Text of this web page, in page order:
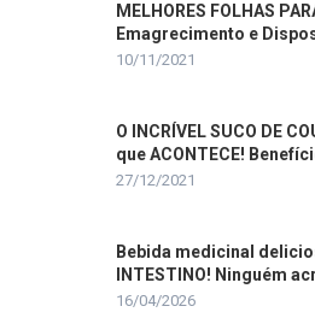
MELHORES FOLHAS
Emagrecimento e
10/11/2021
O INCRÍVEL SUCO DE
que ACONTECE!
27/12/2021
Bebida medicinal
INTESTINO! Ninguém
16/04/2026